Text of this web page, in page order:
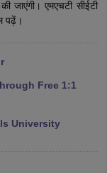
TS EAMCET Cutoff
MHT CET Result
All VITEEE Articles
AP EAMCET
जाएंगी। एमएचटी सीईटी
पढ़ें।
Free 1:1
University